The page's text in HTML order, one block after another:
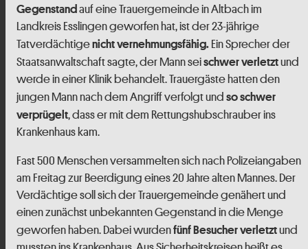
Gegenstandauf eine Trauergemeinde in Altbach im
Landkreis Esslingen geworfen hat, ist der 23-jährige
Tatverdächtigenicht vernehmungsfähig. Ein Sprecher der
Staatsanwaltschaft sagte, der Mann seischwer verletztund
werde in einer Klinik behandelt. Trauergäste hatten den
jungen Mann nach dem Angriff verfolgt und so schwer
verprügelt, dass er mit dem Rettungshubschrauber ins
Krankenhaus kam.
Fast 500 Menschen versammelten sich nach Polizeiangaben
am Freitag zur Beerdigung eines 20 Jahre alten Mannes. Der
Verdächtige soll sich der Trauergemeinde genähert und
einen zunächst unbekannten Gegenstand in die Menge
geworfen haben. Dabei wurdenfünf Besucher verletztund